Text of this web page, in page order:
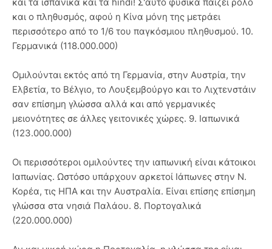
και ο πληθυσμός, αφού η Κίνα μόνη της μετράει
περισσότερο από το 1/6 του παγκόσμιου πληθυσμού. 10.
Γερμανικά (118.000.000)
Ομιλούνται εκτός από τη Γερμανία, στην Αυστρία, την
Ελβετία, το Βέλγιο, το Λουξεμβούργο και το Λιχτενστάιν
σαν επίσημη γλώσσα αλλά και από γερμανικές
μειονότητες σε άλλες γειτονικές χώρες. 9. Ιαπωνικά
(123.000.000)
Οι περισσότεροι ομιλούντες την ιαπωνική είναι κάτοικοι
Ιαπωνίας. Ωστόσο υπάρχουν αρκετοί Ιάπωνες στην Ν.
Κορέα, τις ΗΠΑ και την Αυστραλία. Είναι επίσης επίσημη
γλώσσα στα νησιά Παλάου. 8. Πορτογαλικά
(220.000.000)